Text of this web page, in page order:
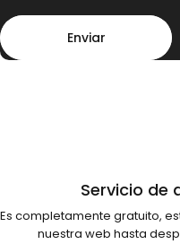
Enviar
Enviar
Servicio de
Es completamente gratuito,
nuestra web hasta